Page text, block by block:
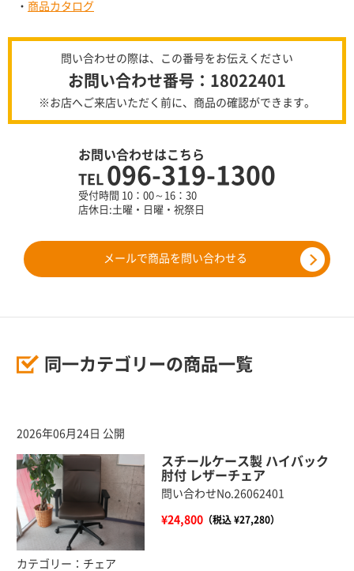
・ 商品カタログ
問い合わせの際は、この番号をお伝えください
お問い合わせ番号：18022401
※お店へご来店いただく前に、商品の確認ができます。
お問い合わせはこちら
TEL 096-319-1300
受付時間 10：00～16：30
店休日:土曜・日曜・祝祭日
メールで商品を問い合わせる
同一カテゴリーの商品一覧
2026年06月24日 公開
スチールケース製 ハイバック
肘付 レザーチェア
問い合わせNo.26062401
¥24,800（税込 ¥27,280）
カテゴリー：チェア